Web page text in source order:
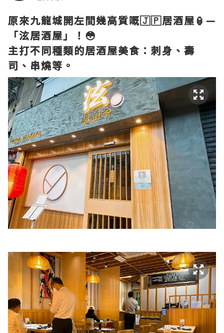
原來九龍城開左間幾高質嘅🇯🇵居酒屋🏮—
「泫居酒屋」！😳
主打不同種類的居酒屋美食：刺身、壽
司、串燒等。